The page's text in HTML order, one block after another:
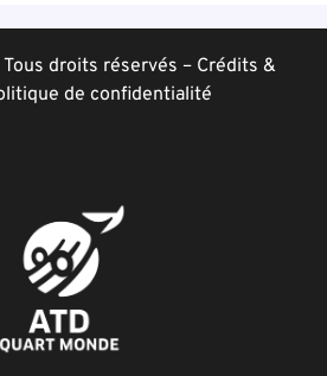
droits réservés – Crédits &
de confidentialité